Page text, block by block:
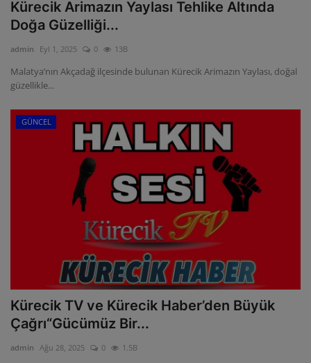
Kürecik Arimazın Yaylası Tehlike Altında
Doğa Güzelliği...
admin Eyl 1, 2025 0 13B
Malatya’nın Akçadağ ilçesinde bulunan Kürecik Arimazın Yaylası, doğal
güzellikle...
GÜNCEL
Kürecik TV ve Kürecik Haber’den Büyük
Çağrı“Gücümüz Bir...
admin Ağu 28, 2025 0 1.5B